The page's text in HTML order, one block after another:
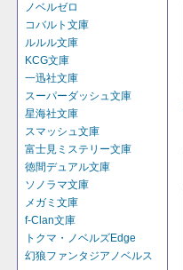
ノベルゼロ
コバルト文庫
ルルル文庫
KCG文庫
一迅社文庫
スーパーダッシュ文庫
星海社文庫
スマッシュ文庫
富士見ミステリー文庫
徳間デュアル文庫
ソノラマ文庫
メガミ文庫
f-Clan文庫
トクマ・ノベルズEdge
幻狼ファンタジアノベルス